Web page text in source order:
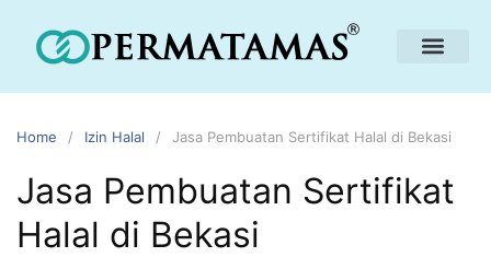
Home Izin Halal Jasa Pembuatan Sertifikat Halal di Bekasi
Jasa Pembuatan Sertifikat
Halal di Bekasi